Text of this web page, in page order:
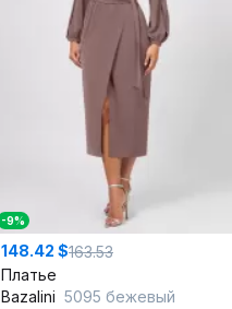
-9%
148.42 $163.53
Платье
Bazalini 5095 бежевый